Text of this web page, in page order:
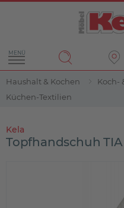
MENÜ
Haushalt & Kochen
Koch-
Küchen-Textilien
Kela
Topfhandschuh TIA